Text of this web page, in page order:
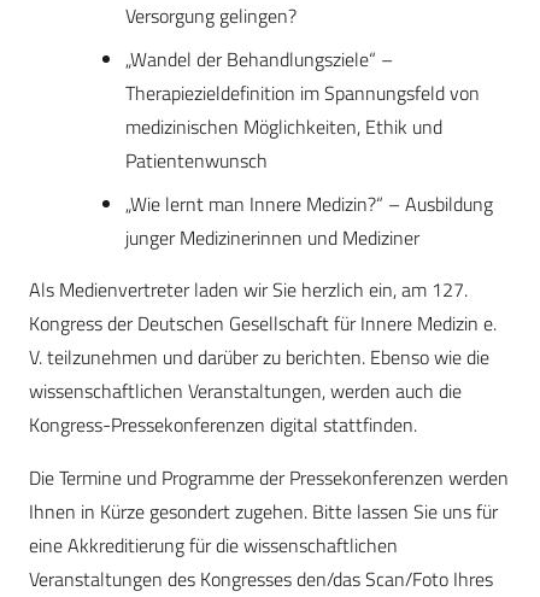
Versorgung gelingen?
„Wandel der Behandlungsziele“ –
Therapiezieldefinition im Spannungsfeld von
medizinischen Möglichkeiten, Ethik und
Patientenwunsch
„Wie lernt man Innere Medizin?“ – Ausbildung
junger Medizinerinnen und Mediziner
Als Medienvertreter laden wir Sie herzlich ein, am 127.
Kongress der Deutschen Gesellschaft für Innere Medizin e.
V. teilzunehmen und darüber zu berichten. Ebenso wie die
wissenschaftlichen Veranstaltungen, werden auch die
Kongress-Pressekonferenzen digital stattfinden.
Die Termine und Programme der Pressekonferenzen werden
Ihnen in Kürze gesondert zugehen. Bitte lassen Sie uns für
eine Akkreditierung für die wissenschaftlichen
Veranstaltungen des Kongresses den/das Scan/Foto Ihres